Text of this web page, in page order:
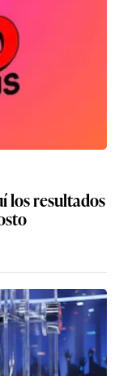
los resultados